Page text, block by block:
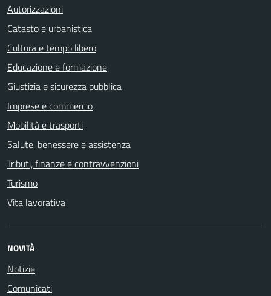
Autorizzazioni
Catasto e urbanistica
Cultura e tempo libero
Educazione e formazione
Giustizia e sicurezza pubblica
Imprese e commercio
Mobilità e trasporti
Salute, benessere e assistenza
Tributi, finanze e contravvenzioni
Turismo
Vita lavorativa
NOVITÀ
Notizie
Comunicati